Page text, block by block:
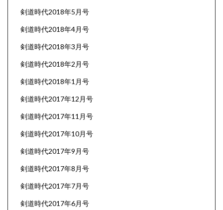
剣道時代2018年5月号
剣道時代2018年4月号
剣道時代2018年3月号
剣道時代2018年2月号
剣道時代2018年1月号
剣道時代2017年12月号
剣道時代2017年11月号
剣道時代2017年10月号
剣道時代2017年9月号
剣道時代2017年8月号
剣道時代2017年7月号
剣道時代2017年6月号